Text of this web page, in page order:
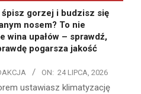
śpisz gorzej i budzisz się
nosem? To nie
wina upałów – sprawdź,
pogarsza jakość
ON: 24 LIPCA, 2026
ustawiasz klimatyzację